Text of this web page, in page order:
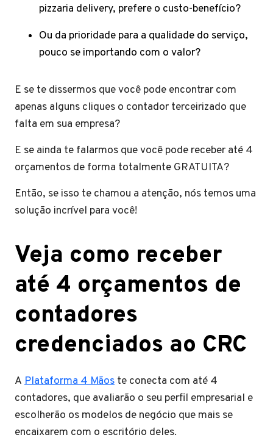
pizzaria delivery, prefere o custo-benefício?
Ou da prioridade para a qualidade do serviço,
pouco se importando com o valor?
E se te dissermos que você pode encontrar com
apenas alguns cliques o contador terceirizado que
falta em sua empresa?
E se ainda te falarmos que você pode receber até 4
orçamentos de forma totalmente GRATUITA?
Então, se isso te chamou a atenção, nós temos uma
solução incrível para você!
Veja como receber
até 4 orçamentos de
contadores
credenciados ao CRC
A Plataforma 4 Mãos te conecta com até 4
contadores, que avaliarão o seu perfil empresarial e
escolherão os modelos de negócio que mais se
encaixarem com o escritório deles.